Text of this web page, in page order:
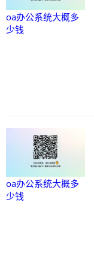
oa办公系统大概多
少钱
oa办公系统大概多
少钱